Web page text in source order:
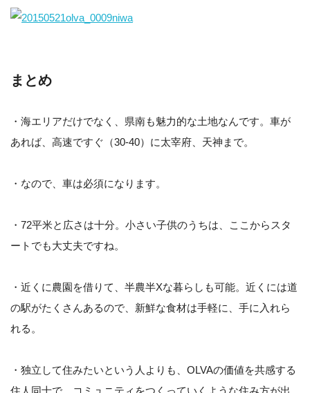
まとめ
・海エリアだけでなく、県南も魅力的な土地なんです。車が
あれば、高速ですぐ（30-40）に太宰府、天神まで。
・なので、車は必須になります。
・72平米と広さは十分。小さい子供のうちは、ここからスタ
ートでも大丈夫ですね。
・近くに農園を借りて、半農半Xな暮らしも可能。近くには道
の駅がたくさんあるので、新鮮な食材は手軽に、手に入れら
れる。
・独立して住みたいという人よりも、OLVAの価値を共感する